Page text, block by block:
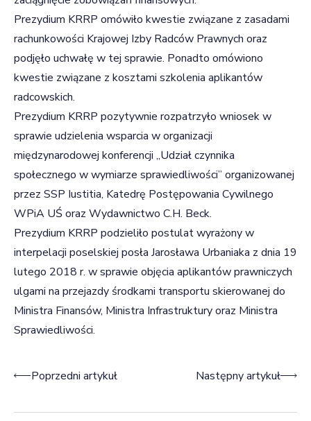
Prezydium KRRP omówiło kwestie związane z zasadami
rachunkowości Krajowej Izby Radców Prawnych oraz
podjęło uchwałę w tej sprawie. Ponadto omówiono
kwestie związane z kosztami szkolenia aplikantów
radcowskich.
Prezydium KRRP pozytywnie rozpatrzyło wniosek w
sprawie udzielenia wsparcia w organizacji
międzynarodowej konferencji „Udział czynnika
społecznego w wymiarze sprawiedliwości” organizowanej
przez SSP Iustitia, Katedrę Postępowania Cywilnego
WPiA UŚ oraz Wydawnictwo C.H. Beck.
Prezydium KRRP podzieliło postulat wyrażony w
interpelacji poselskiej posła Jarosława Urbaniaka z dnia 19
lutego 2018 r. w sprawie objęcia aplikantów prawniczych
ulgami na przejazdy środkami transportu skierowanej do
Ministra Finansów, Ministra Infrastruktury oraz Ministra
Sprawiedliwości.
Nawigacja wpisu
Poprzedni artykuł Następny artykuł